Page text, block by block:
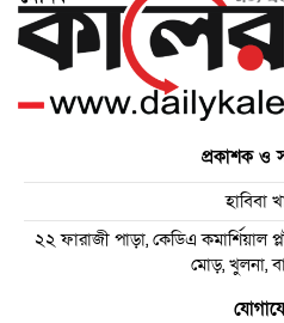
প্রকাশক ও
হাবিবা
২২ ফারাজী পাড়া, কেডিএ কমার্শিয়াল
মোড়, খুলনা,